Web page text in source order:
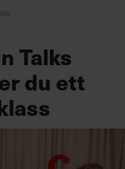
Talks
du ett